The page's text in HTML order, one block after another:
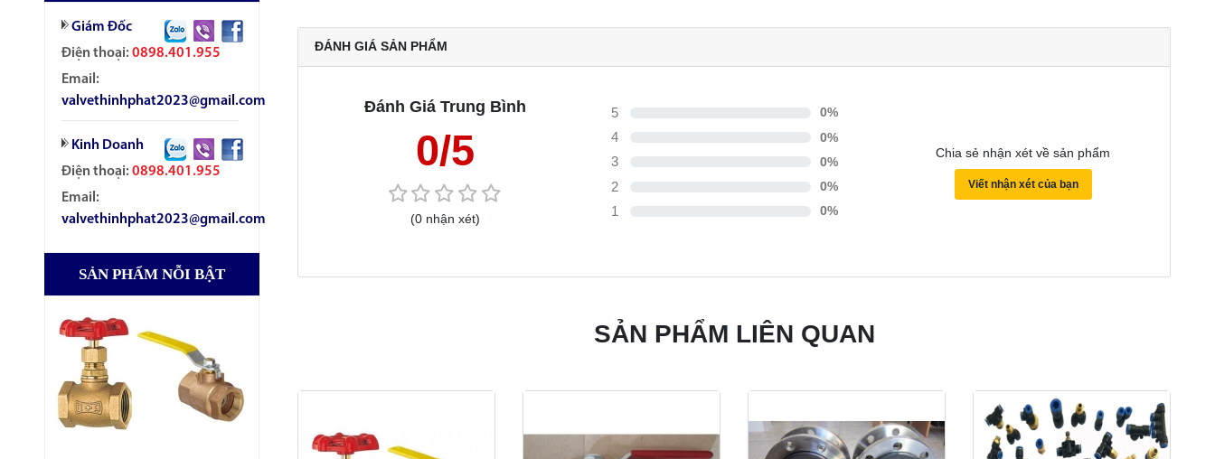
Giám Đốc
Điện thoại: 0898.401.955
Email:
valvethinhphat2023@gmail.com
Kinh Doanh
Điện thoại: 0898.401.955
Email:
valvethinhphat2023@gmail.com
SẢN PHẨM NỖI BẬT
ĐÁNH GIÁ SẢN PHẨM
Đánh Giá Trung Bình
0/5
(0 nhận xét)
5 0%
4 0%
3 0%
2 0%
1 0%
Chia sẻ nhận xét về sản phẩm
Viết nhận xét của bạn
SẢN PHẨM LIÊN QUAN